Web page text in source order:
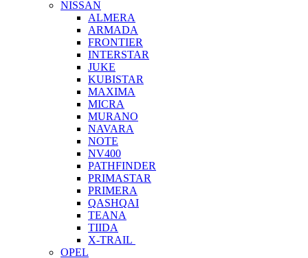
NISSAN
ALMERA
ARMADA
FRONTIER
INTERSTAR
JUKE
KUBISTAR
MAXIMA
MICRA
MURANO
NAVARA
NOTE
NV400
PATHFINDER
PRIMASTAR
PRIMERA
QASHQAI
TEANA
TIIDA
X-TRAIL
OPEL